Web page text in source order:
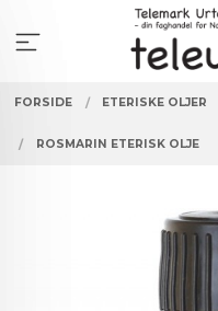
innholdet
FORSIDE ETERISKE OLJER
ROSMARIN ETERISK OLJE